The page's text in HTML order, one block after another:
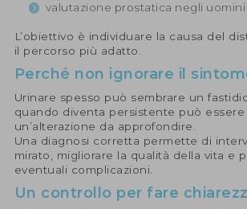
valutazione prostatica negli uomini
L’obiettivo è individuare la causa del
il percorso più adatto.
Perché non ignorare il
Urinare spesso può sembrare un
quando diventa persistente può
un’alterazione da approfondire.
Una diagnosi corretta permette di
mirato, migliorare la qualità della vita e
eventuali complicazioni.
Un controllo per fare